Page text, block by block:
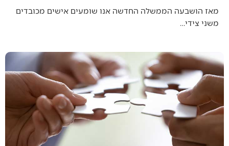
מאז הושבעה הממשלה החדשה אנו שומעים אישים מכובדים
משני צידי…